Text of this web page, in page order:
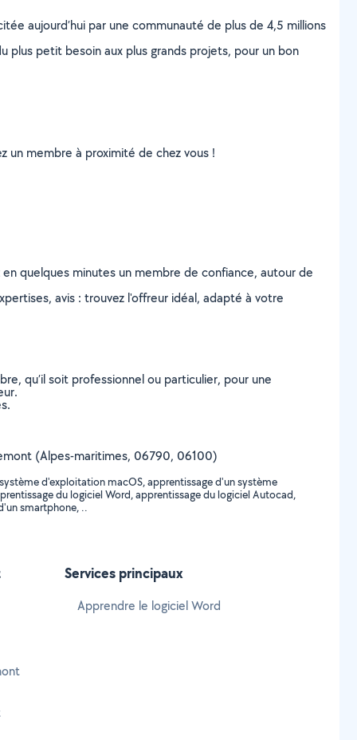
aujourd’hui par une communauté de plus de 4,5 millions
plus petit besoin aux plus grands projets, pour un bon
un membre à proximité de chez vous !
quelques minutes un membre de confiance, autour de
avis : trouvez l'offreur idéal, adapté à votre
qu’il soit professionnel ou particulier, pour une
(Alpes-maritimes, 06790, 06100)
d'exploitation macOS, apprentissage d'un système
du logiciel Word, apprentissage du logiciel Autocad,
smartphone, ..
Services principaux
Apprendre le logiciel Word